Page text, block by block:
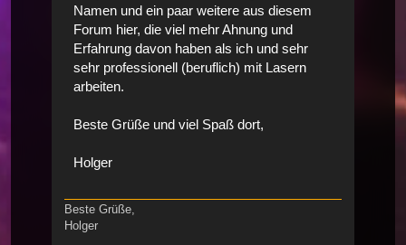
Namen und ein paar weitere aus diesem
Forum hier, die viel mehr Ahnung und
Erfahrung davon haben als ich und sehr
sehr professionell (beruflich) mit Lasern
arbeiten.
Beste Grüße und viel Spaß dort,
Holger
Beste Grüße,
Holger